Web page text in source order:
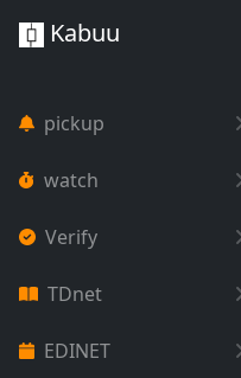
Kabuu
pickup
watch
Verify
TDnet
EDINET